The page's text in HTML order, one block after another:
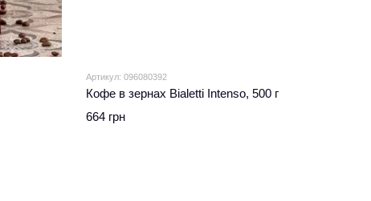
Артикул: 096080392
Кофе в зернах Bialetti Intenso, 500 г
664 грн